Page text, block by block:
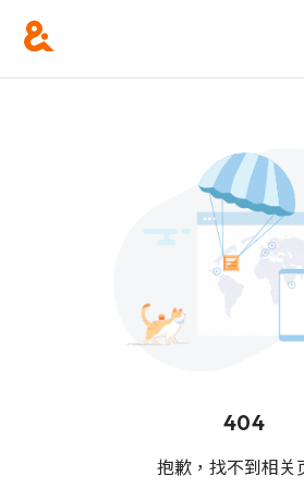
404
抱歉，找不到相关